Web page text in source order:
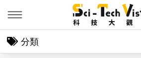
分類